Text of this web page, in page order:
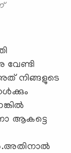
നിങ്ങളുടെ
ആകട്ടെ